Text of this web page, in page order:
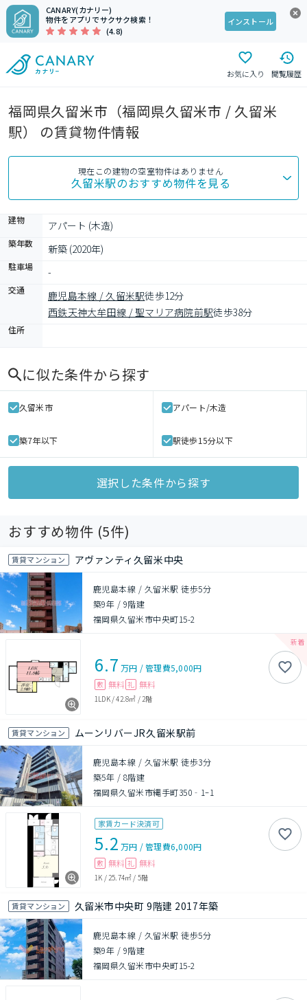
CANARY(カナリー)
物件をアプリでサクサク検索！
(4.8)
インストール
お気に入り 閲覧履歴
福岡県久留米市（福岡県久留米市 / 久留米
駅） の賃貸物件情報
現在この建物の空室物件はありません
久留米駅のおすすめ物件を見る
建物 アパート (木造)
築年数 新築 (2020年)
駐車場 -
交通 鹿児島本線 / 久留米駅徒歩12分
西鉄天神大牟田線 / 聖マリア病院前駅徒歩38分
住所
に似た条件から探す
久留米市 アパート/木造
築7年以下 駅徒歩15分以下
選択した条件から探す
おすすめ物件 (5件)
賃貸マンション アヴァンティ久留米中央
鹿児島本線 / 久留米駅 徒歩5分
築9年 / 9階建
福岡県久留米市中央町15-2
6.7 万円 /管理費5,000円
敷 無料 礼 無料
1LDK/42.8㎡ / 2階
賃貸マンション ムーンリバーJR久留米駅前
鹿児島本線 / 久留米駅 徒歩3分
築5年 / 8階建
福岡県久留米市縄手町350‐1ｰ1
家賃カード決済可
5.2 万円 /管理費6,000円
敷 無料 礼 無料
1K /25.74㎡ / 5階
賃貸マンション 久留米市中央町 9階建 2017年築
鹿児島本線 / 久留米駅 徒歩5分
築9年 / 9階建
福岡県久留米市中央町15-2